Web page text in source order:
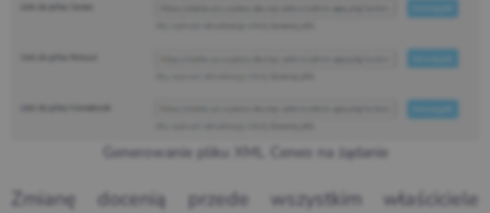
Generowanie pliku XML Ceneo na żądanie
Zmianę docenią przede wszystkim właściciele